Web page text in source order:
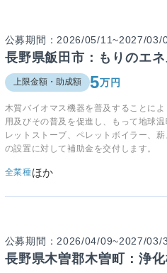
公募期間：2026/05/11~2027/03/
長野県飯田市：もりのエ
上限金額・助成額 5万円
木質バイオマス機器を普及することに
用及びその普及を促進し、もって地球
レットストーブ、ペレットボイラー、
の設置に対して補助金を交付します。
全業種ほか
公募期間：2026/04/09~2027/03/
長野県木曽郡木曽町：浄